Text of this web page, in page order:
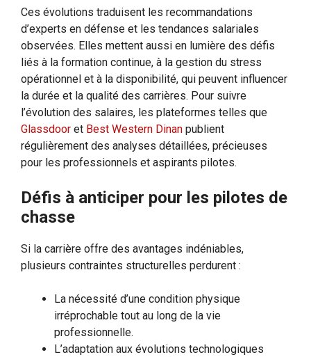
Ces évolutions traduisent les recommandations
d’experts en défense et les tendances salariales
observées. Elles mettent aussi en lumière des défis
liés à la formation continue, à la gestion du stress
opérationnel et à la disponibilité, qui peuvent influencer
la durée et la qualité des carrières. Pour suivre
l’évolution des salaires, les plateformes telles que
Glassdoor et Best Western Dinan publient
régulièrement des analyses détaillées, précieuses
pour les professionnels et aspirants pilotes.
Défis à anticiper pour les pilotes de
chasse
Si la carrière offre des avantages indéniables,
plusieurs contraintes structurelles perdurent :
La nécessité d’une condition physique
irréprochable tout au long de la vie
professionnelle.
L’adaptation aux évolutions technologiques